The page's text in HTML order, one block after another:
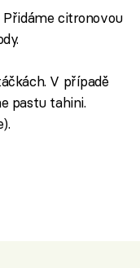
citronovou
V případě
pastu tahini.